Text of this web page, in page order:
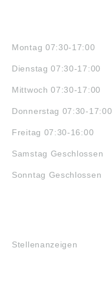
Montag 07:30-17:00
Dienstag 07:30-17:00
Mittwoch 07:30-17:00
Donnerstag 07:30-17:00
Freitag 07:30-16:00
Samstag Geschlossen
Sonntag Geschlossen
Stellenanzeigen